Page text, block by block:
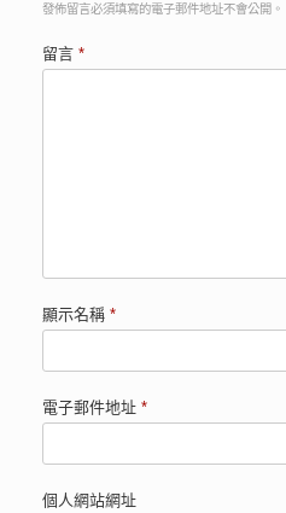
發佈留言必須填寫的電子郵件地址不會公開。
留言 *
顯示名稱 *
電子郵件地址 *
個人網站網址